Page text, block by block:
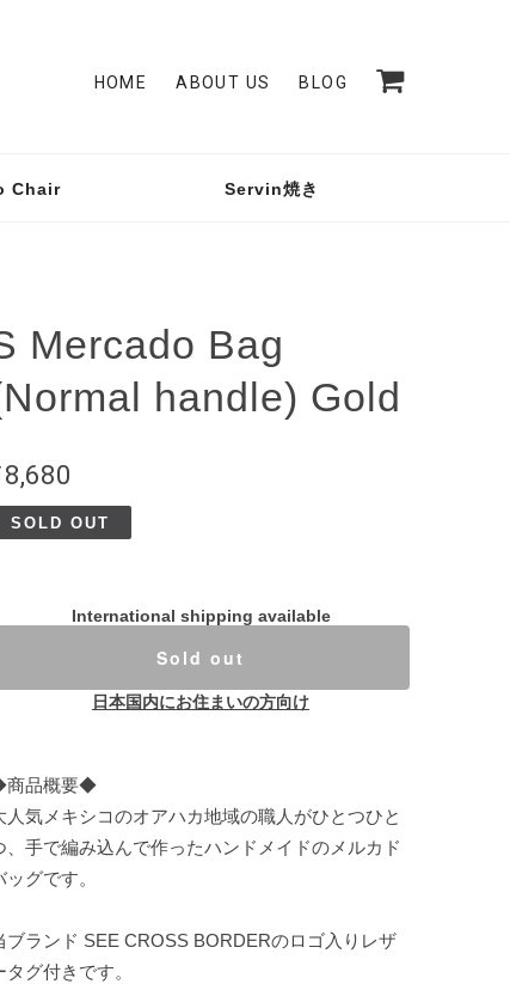
HOME ABOUT US BLOG
Chair Servin焼き
Mercado Bag
handle) Gold
¥8,680
SOLD OUT
International shipping available
Sold out
日本国内にお住まいの方向け
品概要◆
人気メキシコのオアハカ地域の職人がひとつひと
、手で編み込んで作ったハンドメイドのメルカド
ッグです。
ブランド SEE CROSS BORDERのロゴ入りレザ
タグ付きです。